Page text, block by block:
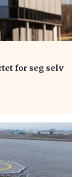
for seg selv